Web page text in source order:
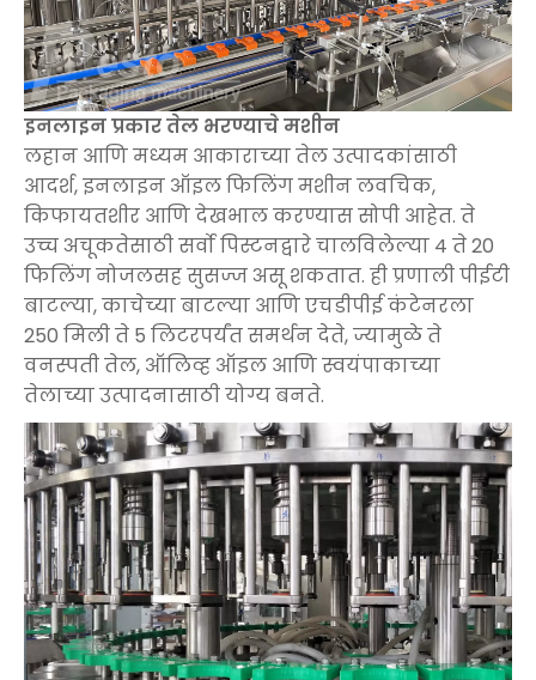
इनलाइन प्रकार तेल भरण्याचे मशीन
लहान आणि मध्यम आकाराच्या तेल उत्पादकांसाठी
आदर्श, इनलाइन ऑइल फिलिंग मशीन लवचिक,
किफायतशीर आणि देखभाल करण्यास सोपी आहेत. ते
उच्च अचूकतेसाठी सर्वो पिस्टनद्वारे चालविलेल्या 4 ते 20
फिलिंग नोजलसह सुसज्ज असू शकतात. ही प्रणाली पीईटी
बाटल्या, काचेच्या बाटल्या आणि एचडीपीई कंटेनरला
250 मिली ते 5 लिटरपर्यंत समर्थन देते, ज्यामुळे ते
वनस्पती तेल, ऑलिव्ह ऑइल आणि स्वयंपाकाच्या
तेलाच्या उत्पादनासाठी योग्य बनते.